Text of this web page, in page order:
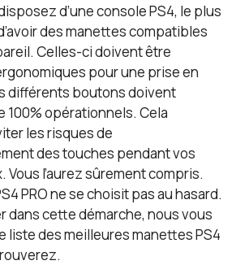
d’une console PS4, le plus
des manettes compatibles
Celles-ci doivent être
pour une prise en
différents boutons doivent
100% opérationnels. Cela
les risques de
des touches pendant vos
Vous l’aurez sûrement compris.
PRO ne se choisit pas au hasard.
dans cette démarche, nous vous
liste des meilleures manettes PS4